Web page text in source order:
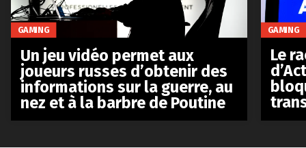
GAMING
Un jeu vidéo permet aux
joueurs russes d’obtenir des
informations sur la guerre, au
nez et à la barbre de Poutine
GAMING
Le